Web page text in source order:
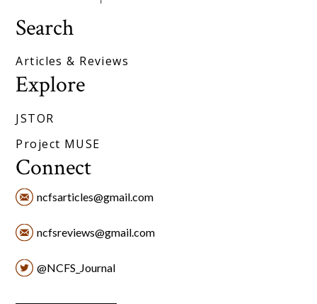
Search
Articles & Reviews
Explore
JSTOR
Project MUSE
Connect
ncfsarticles@gmail.com
ncfsreviews@gmail.com
@NCFS_Journal